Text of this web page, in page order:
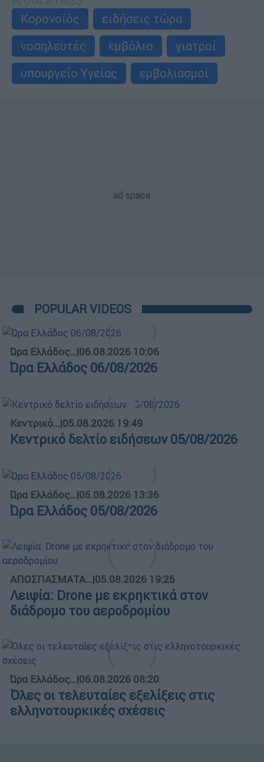
Κορονοϊός
ειδήσεις τώρα
νοσηλευτές
εμβόλιο
γιατροί
υπουργείο Υγείας
εμβολιασμοί
POPULAR VIDEOS
Ώρα Ελλάδος...|06.08.2026 10:06
Ώρα Ελλάδος 06/08/2026
Κεντρικό...|05.08.2026 19:49
Κεντρικό δελτίο ειδήσεων 05/08/2026
Ώρα Ελλάδος...|05.08.2026 13:36
Ώρα Ελλάδος 05/08/2026
ΑΠΟΣΠΑΣΜΑΤΑ...|05.08.2026 19:25
Λειψία: Drone με εκρηκτικά στον
διάδρομο του αεροδρομίου
Ώρα Ελλάδος...|06.08.2026 08:20
Όλες οι τελευταίες εξελίξεις στις
ελληνοτουρκικές σχέσεις